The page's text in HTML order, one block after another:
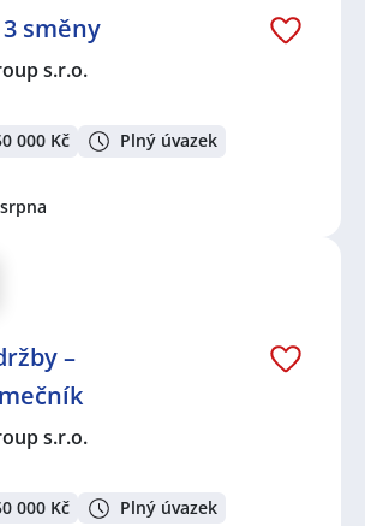
směny
s.r.o.
000 Kč Plný úvazek
–
s.r.o.
000 Kč Plný úvazek